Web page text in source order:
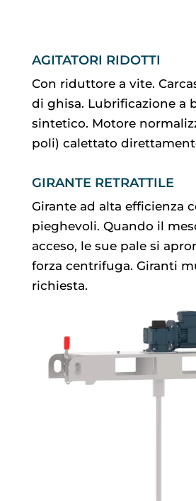
AGITATORI RIDOTTI
Con riduttore a vite.
di ghisa. Lubrificazione a
sintetico. Motore
poli) calettato
GIRANTE RETRATTILE
Girante ad alta efficienza
pieghevoli. Quando il
acceso, le sue pale si
forza centrifuga. Giranti
richiesta.